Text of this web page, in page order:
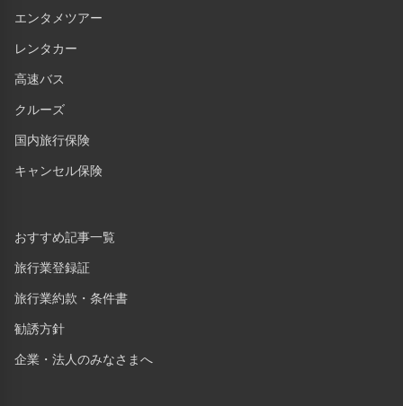
エンタメツアー
レンタカー
高速バス
クルーズ
国内旅行保険
キャンセル保険
おすすめ記事一覧
旅行業登録証
旅行業約款・条件書
勧誘方針
企業・法人のみなさまへ